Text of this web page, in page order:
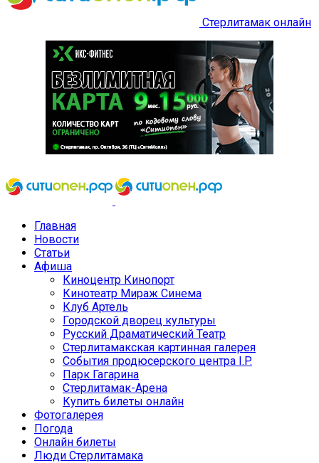
Стерлитамак онлайн
Главная
Новости
Статьи
Афиша
Киноцентр Кинопорт
Кинотеатр Мираж Синема
Клуб Артель
Городской дворец культуры
Русский Драматический Театр
Стерлитамакская картинная галерея
События продюсерского центра I.P.
Парк Гагарина
Стерлитамак-Арена
Купить билеты онлайн
Фотогалерея
Погода
Онлайн билеты
Люди Стерлитамака